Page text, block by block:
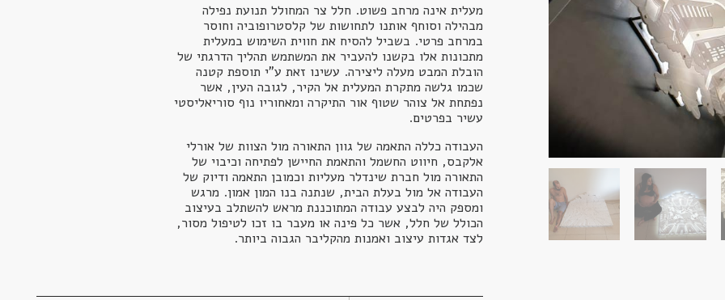
מעלית אינה מרחב פשוט. חלל צר המחולל תנועת נפילה
מבהילה וסוחף אותנו לתחושות של קלסטרופוביה וחוסר
במרחב פרטי. בשביל להסיח את חווית השימוש במעלית
מתכונות אלו בקשנו להעביר את המשתמש תהליך הדרגתי של
הובלת המבט מעלה ליצירה. עשינו זאת ע"י תוספת קטנה
שכמו גלשה מתקרת המעלית אל הקיר, לגובה העין, אשר
נפתחת אל צוהר שטוף אור התיקרה ומאחוריו נוף סוריאליסטי
עשיר בפרטים.
העבודה כללה התאמה של גוון התאורה מול הצוות של אורלי
אלקבס, חיווט החשמל והתאמת החיישן לפתיחה וכיבוי של
התאורה מול חברת שינדלר מעליות וכמובן התאמה ודיוק של
העבודה אל מול בעלת הבית, שנתנה בנו המון אמון. מרגש
ומספק היה לבצע עבודה המתוכננת מראש להשתלב בעיצוב
הכולל של חלל, אשר כל פינה או מעבר בו זכו לטיפול מסור,
לצד אגדות עיצוב ואמנות מהקליבר הגבוה ביותר.